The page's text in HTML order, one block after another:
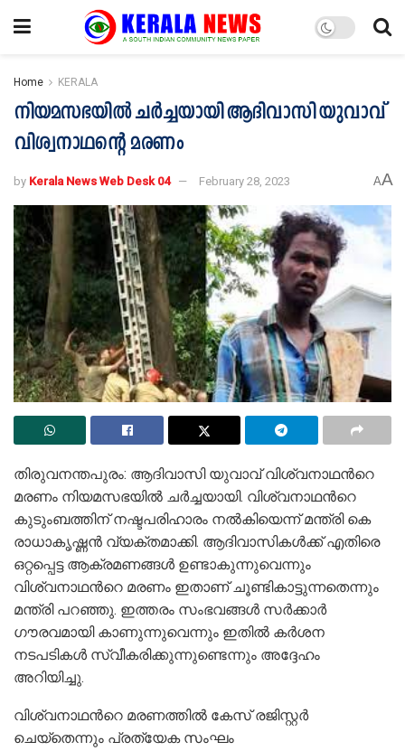
Home KERALA
നിയമസഭയിൽ ചർച്ചയായി ആദിവാസി യുവാവ്
വിശ്വനാഥന്‍റെ മരണം
by Kerala News Web Desk 04 February 28, 2023 AA
തിരുവനന്തപുരം: ആദിവാസി യുവാവ് വിശ്വനാഥന്‍റെ
മരണം നിയമസഭയിൽ ചർച്ചയായി. വിശ്വനാഥന്‍റെ
കുടുംബത്തിന് നഷ്ടപരിഹാരം നൽകിയെന്ന് മന്ത്രി കെ
രാധാകൃഷ്ണൻ വ്യക്തമാക്കി. ആദിവാസികൾക്ക് എതിരെ
ഒറ്റപ്പെട്ട ആക്രമണങ്ങൾ ഉണ്ടാകുന്നുവെന്നും
വിശ്വനാഥന്‍റെ മരണം ഇതാണ് ചൂണ്ടികാട്ടുന്നതെന്നും
മന്ത്രി പറഞ്ഞു. ഇത്തരം സംഭവങ്ങൾ സർക്കാർ
ഗൗരവമായി കാണുന്നുവെന്നും ഇതിൽ കർശന
നടപടികൾ സ്വീകരിക്കുന്നുണ്ടെന്നും അദ്ദേഹം
അറിയിച്ചു.
വിശ്വനാഥന്‍റെ മരണത്തിൽ കേസ് രജിസ്റ്റർ
ചെയ്തെന്നും പ്രത്യേക സംഘം